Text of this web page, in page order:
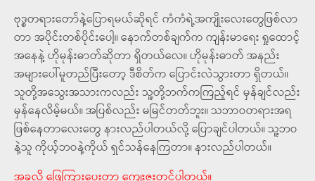
ဗုဒ္စတရားတော်နဲ့ပြောရမယ်ဆိုရင် ကံကံရဲ့အကျိုးလေးတွေဖြစ်လာ
တာ အပိုင်းတစ်ပိုင်းပေါ့။ နောက်တစ်ချက်က ကျန်းမာရေး ရှုထောင့်
အနေနဲ့ ဟိုမုန်းဓာတ်ဆိုတာ ရှိတယ်လေ။ ဟိုမုန်းဓာတ် အနည်း
အများပေါ်မူတည်ပြီးတော့ ဒီစိတ်က ပြောင်းလဲသွားတာ ရှိတယ်။
သူတို့အသွေးအသားကလည်း သူ့တို့ဘက်ကကြည့်ရင် မှန်ချင်လည်း
မှန်နေလိမ့်မယ်။ အပြစ်လည်း မမြင်တတ်ဘူး။ သဘာဝတရားအရ
ဖြစ်နေတာလေးတွေ နားလည်ပါတယ်လို့ ပြောချင်ပါတယ်။ သူ့ဘဝ
နဲ့သူ ကိုယ့်ဘဝနဲ့ကိုယ် ရှင်သန်နေကြတာ။ နားလည်ပါတယ်။